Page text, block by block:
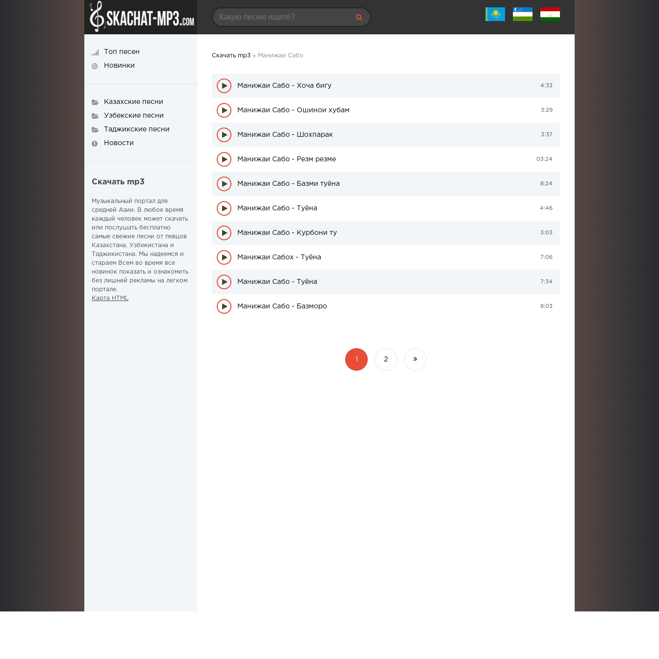
Скачать mp3 » Манижаи Сабо
Манижаи Сабо - Хоча бигу 4:33
Манижаи Сабо - Ошинои хубам 3:29
Манижаи Сабо - Шохпарак 3:37
Манижаи Сабо - Резм резме 03:24
Манижаи Сабо - Базми туёна 8:24
Манижаи Сабо - Туёна 4:46
Манижаи Сабо - Курбони ту 3:03
Манижаи Сабох - Туёна 7:06
Манижаи Сабо - Туёна 7:34
Манижаи Сабо - Базморо 8:03
1 2
Топ песен
Новинки
Казахские песни
Узбекские песни
Таджикские песни
Новости
Скачать mp3
Музыкальный портал для
средней Азии. В любое время
каждый человек может скачать
или послушать бесплатно
самые свежие песни от певцов
Казахстана, Узбекистана и
Таджикистана. Мы надеемся и
стараем Всем во время все
новинок показать и ознакомить
без лишней рекламы на легком
портале.
Карта HTML